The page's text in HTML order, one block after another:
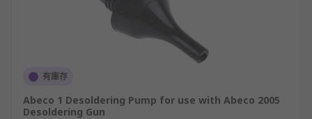
有庫存
Abeco 1 Desoldering Pump for use with Abeco 2005
Desoldering Gun